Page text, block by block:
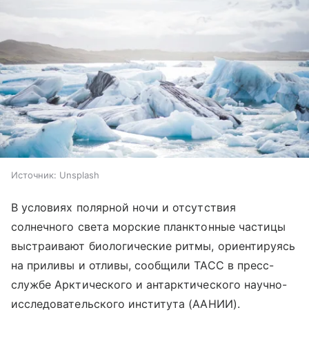
Источник: Unsplash
В условиях полярной ночи и отсутствия
солнечного света морские планктонные частицы
выстраивают биологические ритмы, ориентируясь
на приливы и отливы, сообщили ТАСС в пресс-
службе Арктического и антарктического научно-
исследовательского института (ААНИИ).